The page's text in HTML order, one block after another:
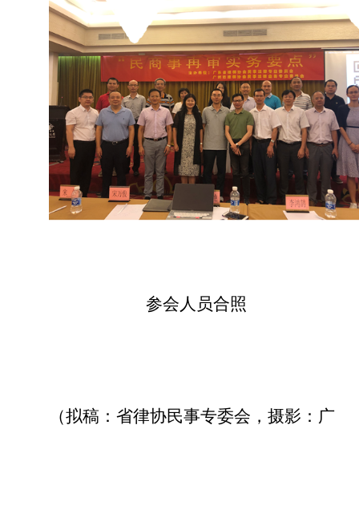
参会人员合照
（拟稿：省律协民事专委会，摄影：广